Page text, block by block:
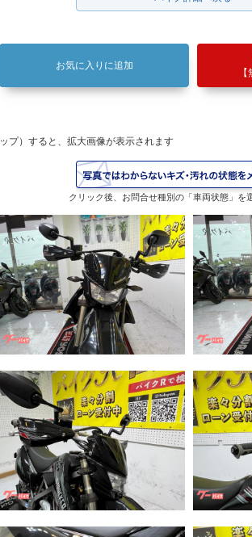
お気に入りに追加
プ）すると、拡大画像が表示されます
クリック後、お問合せ種別の「車両状態」を